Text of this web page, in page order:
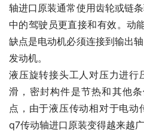
轴进口原装通常使用齿轮或链
中的驾驶员更直接和有效。动
缺点是电动机必须连接到输出
发动机。
液压旋转接头工人对压力进行
滑，密封构件是节热和其他
点，由于液压传动相对于电动
q7传动轴进口原装变得越来越